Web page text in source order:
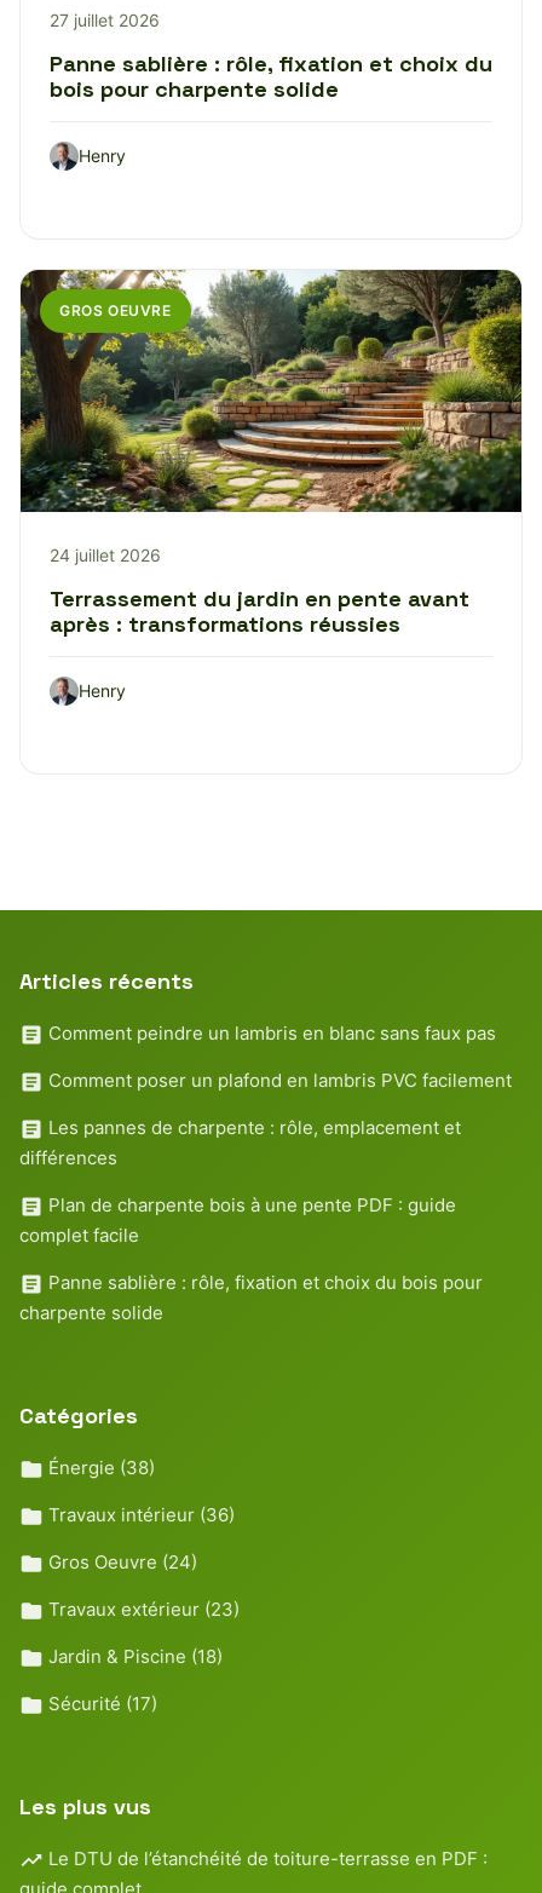
27 juillet 2026
Panne sablière : rôle, fixation et choix du
bois pour charpente solide
Henry
GROS OEUVRE
24 juillet 2026
Terrassement du jardin en pente avant
après : transformations réussies
Henry
Articles récents
Comment peindre un lambris en blanc sans faux pas
Comment poser un plafond en lambris PVC facilement
Les pannes de charpente : rôle, emplacement et
différences
Plan de charpente bois à une pente PDF : guide
complet facile
Panne sablière : rôle, fixation et choix du bois pour
charpente solide
Catégories
Énergie (38)
Travaux intérieur (36)
Gros Oeuvre (24)
Travaux extérieur (23)
Jardin & Piscine (18)
Sécurité (17)
Les plus vus
Le DTU de l’étanchéité de toiture-terrasse en PDF :